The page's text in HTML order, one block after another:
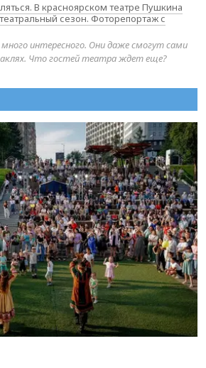
В красноярском театре Пушкина
сезон. Фоторепортаж с
интересного. Они даже смогут сами
Что гостей театра ждет еще?